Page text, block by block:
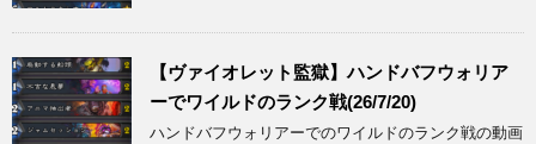
【ヴァイオレット監獄】ハンドバフウォリア
ーでワイルドのランク戦(26/7/20)
ハンドバフウォリアーでのワイルドのランク戦の動画